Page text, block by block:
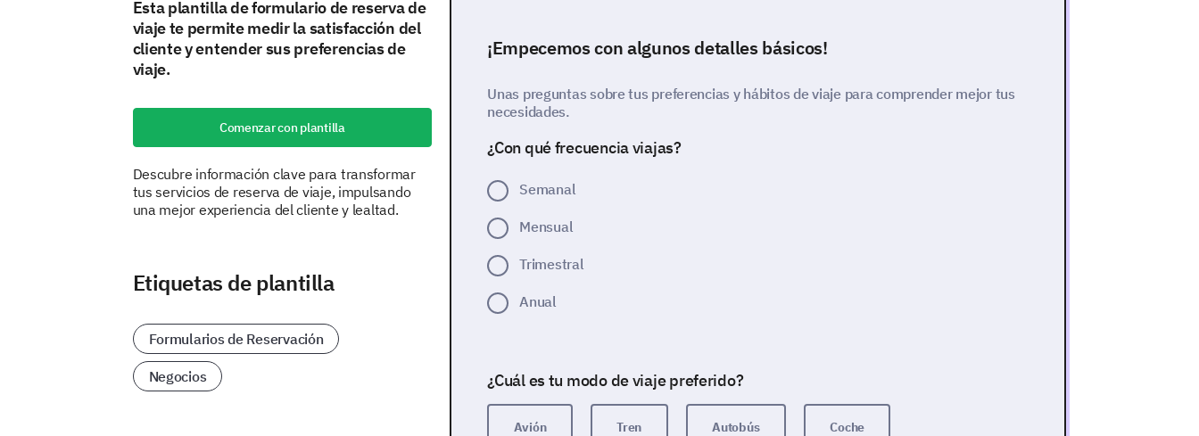
Esta plantilla de formulario de reserva de
viaje te permite medir la satisfacción del
cliente y entender sus preferencias de
viaje.
Comenzar con plantilla
Descubre información clave para transformar
tus servicios de reserva de viaje, impulsando
una mejor experiencia del cliente y lealtad.
Etiquetas de plantilla
Formularios de Reservación
Negocios
¡Empecemos con algunos detalles básicos!
Unas preguntas sobre tus preferencias y hábitos de viaje para comprender mejor tus
necesidades.
¿Con qué frecuencia viajas?
Semanal
Mensual
Trimestral
Anual
¿Cuál es tu modo de viaje preferido?
Avión Tren Autobús Coche